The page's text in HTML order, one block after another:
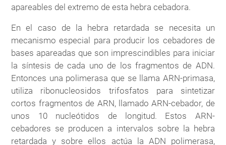
apareables del extremo de esta hebra cebadora.
En el caso de la hebra retardada se necesita un
mecanismo especial para producir los cebadores de
bases apareadas que son imprescindibles para iniciar
la síntesis de cada uno de los fragmentos de ADN.
Entonces una polimerasa que se llama ARN-primasa,
utiliza ribonucleosidos trifosfatos para sintetizar
cortos fragmentos de ARN, llamado ARN-cebador, de
unos 10 nucleótidos de longitud. Estos ARN-
cebadores se producen a intervalos sobre la hebra
retardada y sobre ellos actúa la ADN polimerasa,